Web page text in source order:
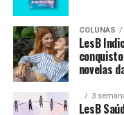
COLUNAS
LesB
novelas
. 3
LesB